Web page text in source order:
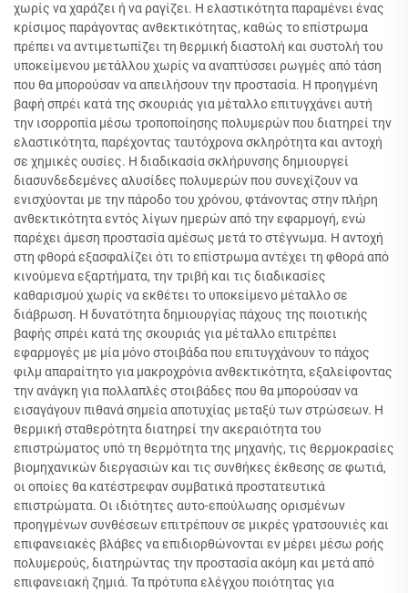
χωρίς να χαράζει ή να ραγίζει. Η ελαστικότητα παραμένει ένας
κρίσιμος παράγοντας ανθεκτικότητας, καθώς το επίστρωμα
πρέπει να αντιμετωπίζει τη θερμική διαστολή και συστολή του
υποκείμενου μετάλλου χωρίς να αναπτύσσει ρωγμές από τάση
που θα μπορούσαν να απειλήσουν την προστασία. Η προηγμένη
βαφή σπρέι κατά της σκουριάς για μέταλλο επιτυγχάνει αυτή
την ισορροπία μέσω τροποποίησης πολυμερών που διατηρεί την
ελαστικότητα, παρέχοντας ταυτόχρονα σκληρότητα και αντοχή
σε χημικές ουσίες. Η διαδικασία σκλήρυνσης δημιουργεί
διασυνδεδεμένες αλυσίδες πολυμερών που συνεχίζουν να
ενισχύονται με την πάροδο του χρόνου, φτάνοντας στην πλήρη
ανθεκτικότητα εντός λίγων ημερών από την εφαρμογή, ενώ
παρέχει άμεση προστασία αμέσως μετά το στέγνωμα. Η αντοχή
στη φθορά εξασφαλίζει ότι το επίστρωμα αντέχει τη φθορά από
κινούμενα εξαρτήματα, την τριβή και τις διαδικασίες
καθαρισμού χωρίς να εκθέτει το υποκείμενο μέταλλο σε
διάβρωση. Η δυνατότητα δημιουργίας πάχους της ποιοτικής
βαφής σπρέι κατά της σκουριάς για μέταλλο επιτρέπει
εφαρμογές με μία μόνο στοιβάδα που επιτυγχάνουν το πάχος
φιλμ απαραίτητο για μακροχρόνια ανθεκτικότητα, εξαλείφοντας
την ανάγκη για πολλαπλές στοιβάδες που θα μπορούσαν να
εισαγάγουν πιθανά σημεία αποτυχίας μεταξύ των στρώσεων. Η
θερμική σταθερότητα διατηρεί την ακεραιότητα του
επιστρώματος υπό τη θερμότητα της μηχανής, τις θερμοκρασίες
βιομηχανικών διεργασιών και τις συνθήκες έκθεσης σε φωτιά,
οι οποίες θα κατέστρεφαν συμβατικά προστατευτικά
επιστρώματα. Οι ιδιότητες αυτο-επούλωσης ορισμένων
προηγμένων συνθέσεων επιτρέπουν σε μικρές γρατσουνιές και
επιφανειακές βλάβες να επιδιορθώνονται εν μέρει μέσω ροής
πολυμερούς, διατηρώντας την προστασία ακόμη και μετά από
επιφανειακή ζημιά. Τα πρότυπα ελέγχου ποιότητας για